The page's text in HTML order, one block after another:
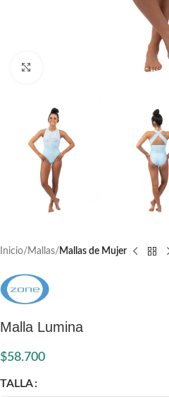
Inicio Mallas Mallas de Mujer
Malla Lumina
$58.700
TALLA